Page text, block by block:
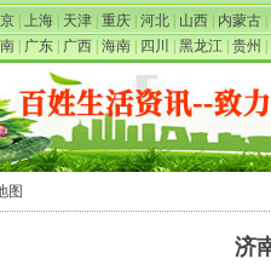
上海 天津 重庆 河北 山西 内蒙古
广东 广西 海南 四川 黑龙江 贵州
图
济